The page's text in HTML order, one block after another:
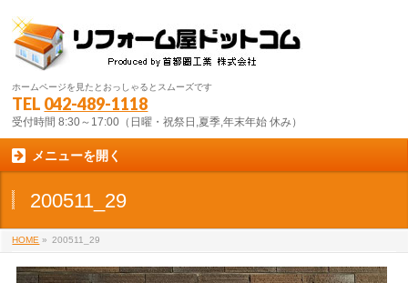
ホームページを見たとおっしゃるとスムーズです
TEL 042-489-1118
受付時間 8:30～17:00（日曜・祝祭日,夏季,年末年始 休み）
メニューを開く
200511_29
HOME » 200511_29